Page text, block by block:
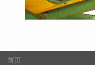
首页